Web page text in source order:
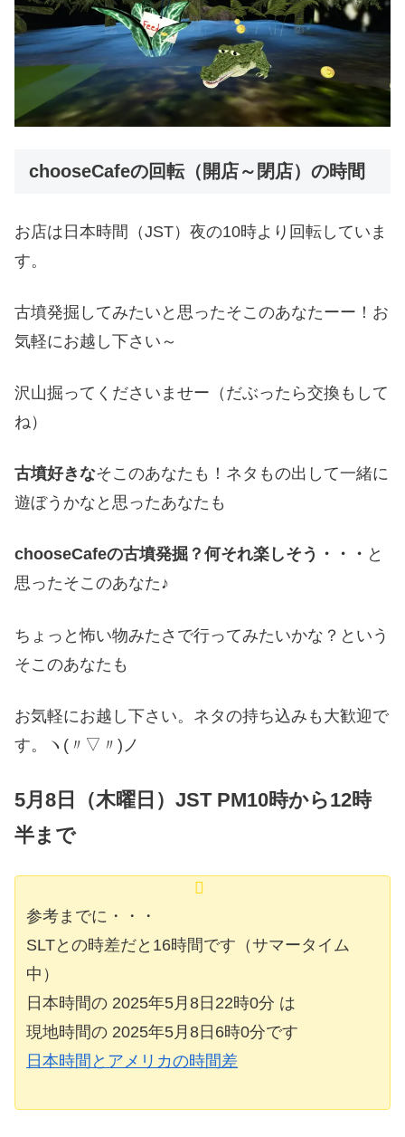
chooseCafeの回転（開店～閉店）の時間
お店は日本時間（JST）夜の10時より回転していま
す。
古墳発掘してみたいと思ったそこのあなたーー！お
気軽にお越し下さい～
沢山掘ってくださいませー（だぶったら交換もして
ね）
古墳好きなそこのあなたも！ネタもの出して一緒に
遊ぼうかなと思ったあなたも
chooseCafeの古墳発掘？何それ楽しそう・・・ と
思ったそこのあなた♪
ちょっと怖い物みたさで行ってみたいかな？という
そこのあなたも
お気軽にお越し下さい。ネタの持ち込みも大歓迎で
す。ヽ(〃▽〃)ノ
5月8日（木曜日）JST PM10時から12時
半まで
参考までに・・・
SLTとの時差だと16時間です（サマータイム
中）
日本時間の 2025年5月8日22時0分 は
現地時間の 2025年5月8日6時0分です
日本時間とアメリカの時間差